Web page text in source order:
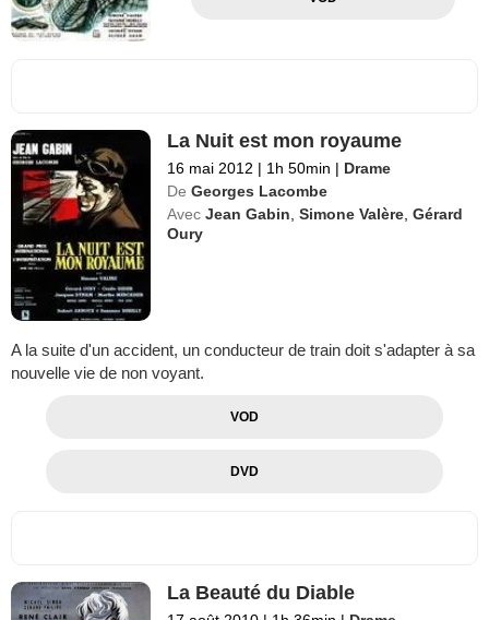
La Nuit est mon royaume
16 mai 2012 | 1h 50min | Drame
De Georges Lacombe
Avec Jean Gabin,Simone Valère,Gérard
Oury
A la suite d'un accident, un conducteur de train doit s'adapter à sa
nouvelle vie de non voyant.
VOD
DVD
La Beauté du Diable